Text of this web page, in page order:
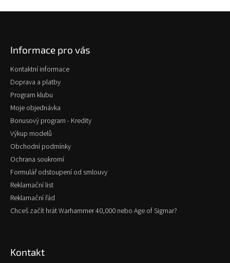
Informace pro vás
Kontaktní informace
Doprava a platby
Program klubu
Moje objednávka
Bonusový program - Kredity
Výkup modelů
Obchodní podmínky
Ochrana soukromí
Formulář odstoupení od smlouvy
Reklamační list
Reklamační řád
Chceš začít hrát Warhammer 40,000 nebo Age of Sigmar?
Kontakt